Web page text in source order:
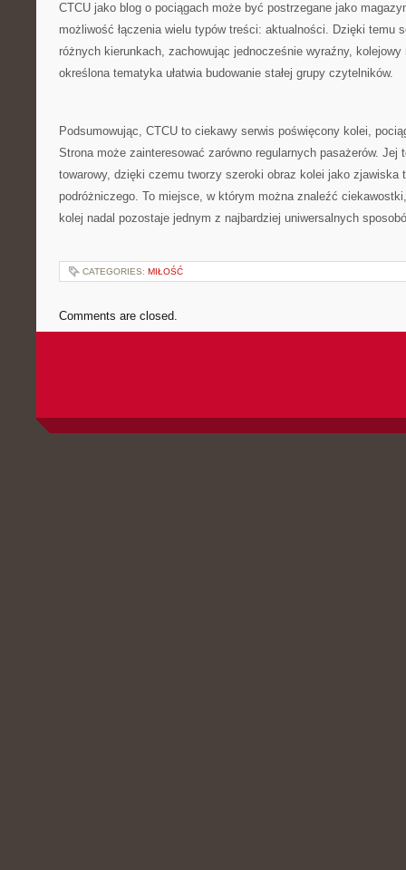
CTCU jako blog o pociągach może być postrzegane jako
możliwość łączenia wielu typów treści: aktualności. Dzięki temu
różnych kierunkach, zachowując jednocześnie wyraźny, kolejowy
określona tematyka ułatwia budowanie stałej grupy czytelników.
Podsumowując, CTCU to ciekawy serwis poświęcony kolei,
Strona może zainteresować zarówno regularnych pasażerów. Jej
towarowy, dzięki czemu tworzy szeroki obraz kolei jako zjawiska
podróżniczego. To miejsce, w którym można znaleźć
kolej nadal pozostaje jednym z najbardziej uniwersalnych
CATEGORIES: MIŁOŚĆ
Comments are closed.